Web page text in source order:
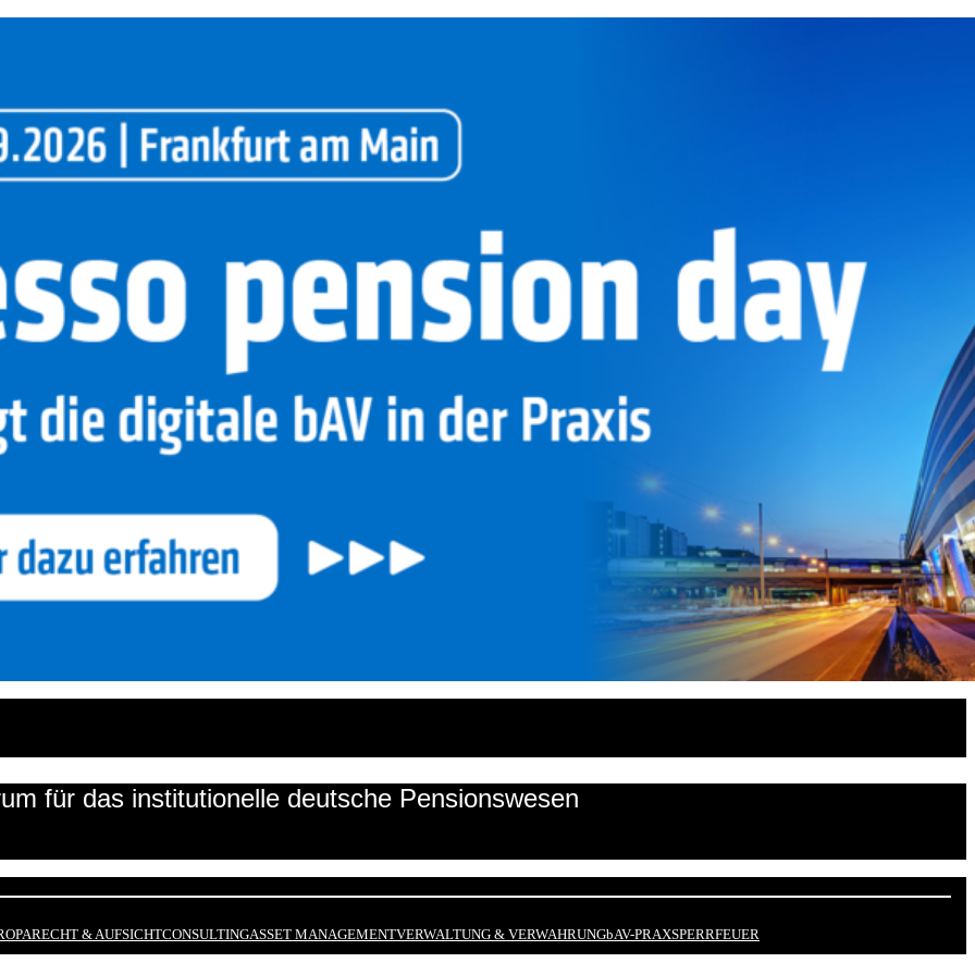
für das institutionelle deutsche Pensionswesen
RECHT & AUFSICHTCONSULTINGASSET MANAGEMENTVERWALTUNG & VERWAHRUNGbAV-PRAXSPERRFEUER